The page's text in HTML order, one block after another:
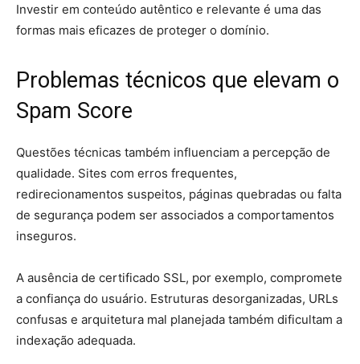
Investir em conteúdo autêntico e relevante é uma das
formas mais eficazes de proteger o domínio.
Problemas técnicos que elevam o
Spam Score
Questões técnicas também influenciam a percepção de
qualidade. Sites com erros frequentes,
redirecionamentos suspeitos, páginas quebradas ou falta
de segurança podem ser associados a comportamentos
inseguros.
A ausência de certificado SSL, por exemplo, compromete
a confiança do usuário. Estruturas desorganizadas, URLs
confusas e arquitetura mal planejada também dificultam a
indexação adequada.